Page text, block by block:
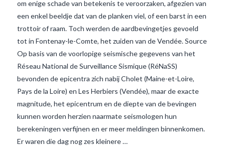
om enige schade van betekenis te veroorzaken, afgezien van
een enkel beeldje dat van de planken viel, of een barst in een
trottoir of raam. Toch werden de aardbevingetjes gevoeld
tot in Fontenay-le-Comte, het zuiden van de Vendée. Source
Op basis van de voorlopige seismische gegevens van het
Réseau National de Surveillance Sismique (RéNaSS)
bevonden de epicentra zich nabij Cholet (Maine-et-Loire,
Pays de la Loire) en Les Herbiers (Vendée), maar de exacte
magnitude, het epicentrum en de diepte van de bevingen
kunnen worden herzien naarmate seismologen hun
berekeningen verfijnen en er meer meldingen binnenkomen.
Er waren die dag nog zes kleinere …